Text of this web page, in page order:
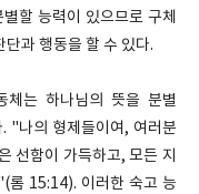
할 능력이 있으므로 구체
과 행동을 할 수 있다.
체는 하나님의 뜻을 분별
"나의 형제들이여, 여러분
선함이 가득하고, 모든 지
롬 15:14). 이러한 숙고 능